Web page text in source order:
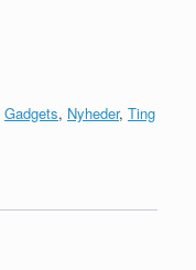
Gadgets, Nyheder, Ting